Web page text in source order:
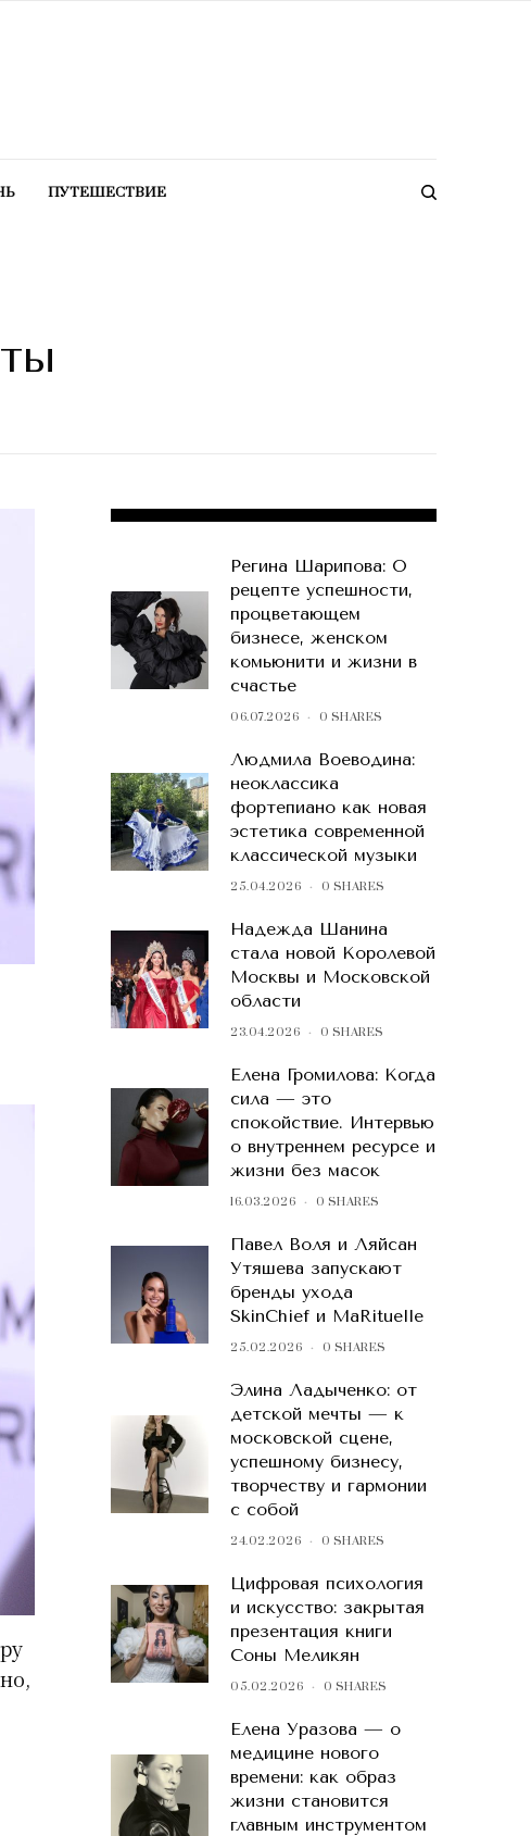
ПУТЕШЕСТВИЕ
Регина Шарипова: О
рецепте успешности,
процветающем
бизнесе, женском
комьюнити и жизни в
счастье
06.07.2026 0 SHARES
Людмила Воеводина:
неоклассика
фортепиано как новая
эстетика современной
классической музыки
25.04.2026 0 SHARES
Надежда Шанина
стала новой Королевой
Москвы и Московской
области
23.04.2026 0 SHARES
Елена Громилова: Когда
сила — это
спокойствие. Интервью
о внутреннем ресурсе и
жизни без масок
16.03.2026 0 SHARES
Павел Воля и Ляйсан
Утяшева запускают
бренды ухода
SkinChief и MaRituelle
25.02.2026 0 SHARES
Элина Ладыченко: от
детской мечты — к
московской сцене,
успешному бизнесу,
творчеству и гармонии
с собой
24.02.2026 0 SHARES
Цифровая психология
и искусство: закрытая
презентация книги
Соны Меликян
05.02.2026 0 SHARES
Елена Уразова — о
медицине нового
времени: как образ
жизни становится
главным инструментом